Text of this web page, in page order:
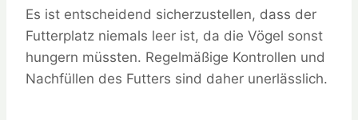
Es ist entscheidend sicherzustellen, dass der
Futterplatz niemals leer ist, da die Vögel sonst
hungern müssten. Regelmäßige Kontrollen und
Nachfüllen des Futters sind daher unerlässlich.